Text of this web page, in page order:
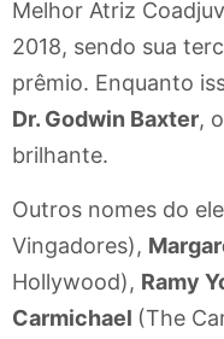
Melhor Atriz
2018, sendo sua
prêmio. Enquanto
Dr. Godwin Baxter,
brilhante.
Outros nomes do
Vingadores),
Hollywood), Ramy
Carmichael (The